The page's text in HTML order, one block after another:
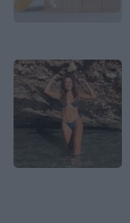
Image